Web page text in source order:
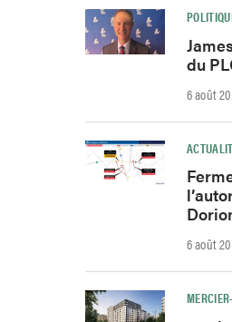
du
6 août
6 août